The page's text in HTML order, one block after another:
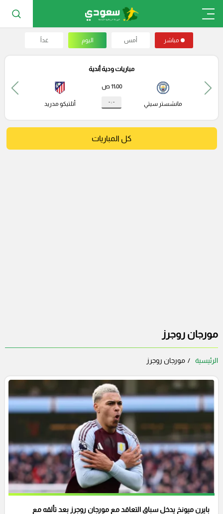
مباشر أمس اليوم غداً
مباريات ودية أندية
مانشستر سيتي
11:00 ص
- : - أتلتيكو مدريد
كل المباريات
مورجان روجرز
الرئيسية مورجان روجرز
بايرن ميونخ يدخل سباق التعاقد مع مورجان روجرز بعد تألقه مع